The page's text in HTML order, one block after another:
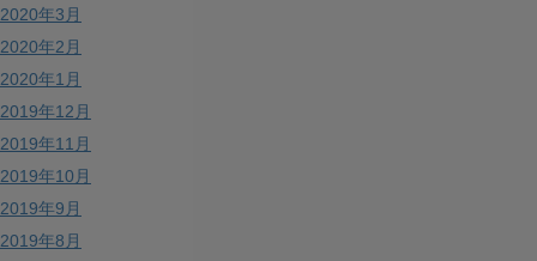
2020年3月
2020年2月
2020年1月
2019年12月
2019年11月
2019年10月
2019年9月
2019年8月